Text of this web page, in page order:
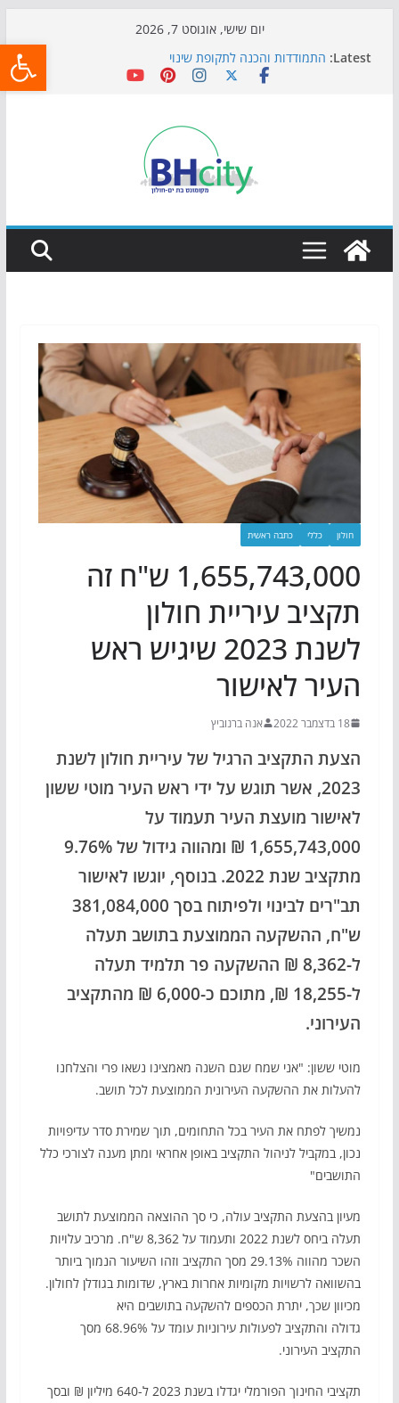
יום שישי, אוגוסט 7, 2026
Latest: התמודדות והכנה לתקופת שינוי
אי ההרפתקאות ממשיך לכבוש את הגינות: מאות משפחות
כדורגל באווירה מיוחדת: הקרנת גמר המונדיאל בטרמינל
הקיץ של בני הנוער בבת־ים: חוף הריביירה הופך למרחב
בטוח בשעות הערב
חולון כללי כתבה ראשית
1,655,743,000 ש"ח זה
תקציב עיריית חולון
לשנת 2023 שיגיש ראש
העיר לאישור
18 בדצמבר 2022 אנה ברנוביץ
הצעת התקציב הרגיל של עיריית חולון לשנת
2023, אשר תוגש על ידי ראש העיר מוטי ששון
לאישור מועצת העיר תעמוד על
1,655,743,000 ₪ ומהווה גידול של 9.76%
מתקציב שנת 2022. בנוסף, יוגשו לאישור
תב"רים לבינוי ולפיתוח בסך 381,084,000
ש"ח, ההשקעה הממוצעת בתושב תעלה
ל-8,362 ₪ ההשקעה פר תלמיד תעלה
ל-18,255 ₪, מתוכם כ-6,000 ₪ מהתקציב
העירוני.
מוטי ששון: "אני שמח שגם השנה מאמצינו נשאו פרי והצלחנו
להעלות את ההשקעה העירונית הממוצעת לכל תושב.
נמשיך לפתח את העיר בכל התחומים, תוך שמירת סדר עדיפויות
נכון, במקביל לניהול התקציב באופן אחראי ומתן מענה לצורכי כלל
התושבים"
מעיון בהצעת התקציב עולה, כי סך ההוצאה הממוצעת לתושב
תעלה ביחס לשנת 2022 ותעמוד על 8,362 ש"ח. מרכיב עלויות
השכר מהווה 29.13% מסך התקציב וזהו השיעור הנמוך ביותר
בהשוואה לרשויות מקומיות אחרות בארץ, שדומות בגודלן לחולון.
מכיוון שכך, יתרת הכספים להשקעה בתושבים היא
גדולה והתקציב לפעולות עירוניות עומד על 68.96% מסך
התקציב העירוני.
תקציבי החינוך הפורמלי יגדלו בשנת 2023 ל-640 מיליון ₪ ובסך